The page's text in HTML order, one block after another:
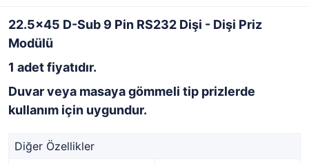
22.5x45 D-Sub 9 Pin RS232 Dişi - Dişi Priz
Modülü
1 adet fiyatıdır.
Duvar veya masaya gömmeli tip prizlerde
kullanım için uygundur.
Diğer Özellikler